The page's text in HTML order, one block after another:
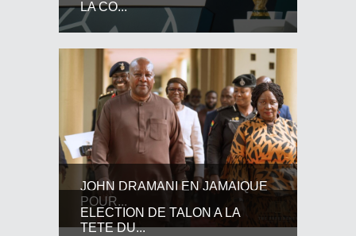
LA CO...
JOHN DRAMANI EN JAMAIQUE
POUR...
ELECTION DE TALON A LA
TETE DU...